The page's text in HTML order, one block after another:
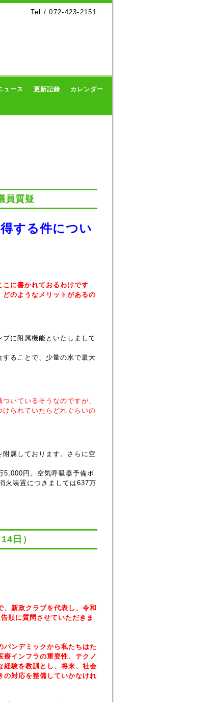
Tel / 072-423-2151
ュース 更新記録
カレンダー
員質疑
する件につい
に書かれておるわけです
のようなメリットがあるの
に附属機能といたしまして
ることで、少量の水で最大
いているそうなのですが、
られていたらどれぐらいの
属しております。さらに空
5,000円。空気呼吸器予備ボ
火装置につきましては637万
日）
、新政クラブを代表し、令和
順に質問させていただきま
ンデミックから私たちはた
療インフラの重要性、テクノ
経験を教訓とし、将来、社会
の対応を整備していかなけれ